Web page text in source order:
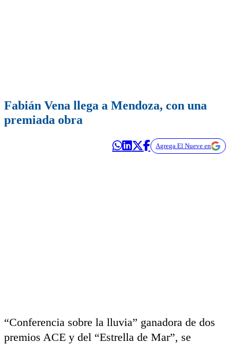
Fabián Vena llega a Mendoza, con una
premiada obra
Agrega El Nueve en
“Conferencia sobre la lluvia” ganadora de dos
premios ACE y del “Estrella de Mar”, se